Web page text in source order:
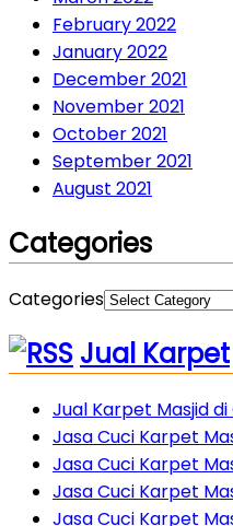
February 2022
January 2022
December 2021
November 2021
October 2021
September 2021
August 2021
Categories
Categories
Jual Karpet
Jual Karpet Masjid
Jasa Cuci Karpet
Jasa Cuci Karpet
Jasa Cuci Karpet
Jasa Cuci Karpet